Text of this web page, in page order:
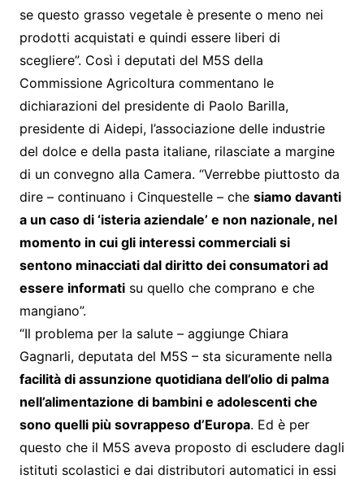
se questo grasso vegetale è presente o meno nei
prodotti acquistati e quindi essere liberi di
scegliere”. Così i deputati del M5S della
Commissione Agricoltura commentano le
dichiarazioni del presidente di Paolo Barilla,
presidente di Aidepi, l’associazione delle industrie
del dolce e della pasta italiane, rilasciate a margine
di un convegno alla Camera. “Verrebbe piuttosto da
dire – continuano i Cinquestelle – che siamo davanti
a un caso di ‘isteria aziendale’ e non nazionale, nel
momento in cui gli interessi commerciali si
sentono minacciati dal diritto dei consumatori ad
essere informatisu quello che comprano e che
mangiano”.
“Il problema per la salute – aggiunge Chiara
Gagnarli, deputata del M5S – sta sicuramente nella
facilità di assunzione quotidiana dell’olio di palma
nell’alimentazione di bambini e adolescenti che
sono quelli più sovrappeso d’Europa. Ed è per
questo che il M5S aveva proposto di escludere dagli
istituti scolastici e dai distributori automatici in essi